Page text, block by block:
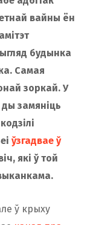
вайны ён
будынка
Самая
зоркай. У
замяніць
ўзгадвае ў
які ў той
ў крыху